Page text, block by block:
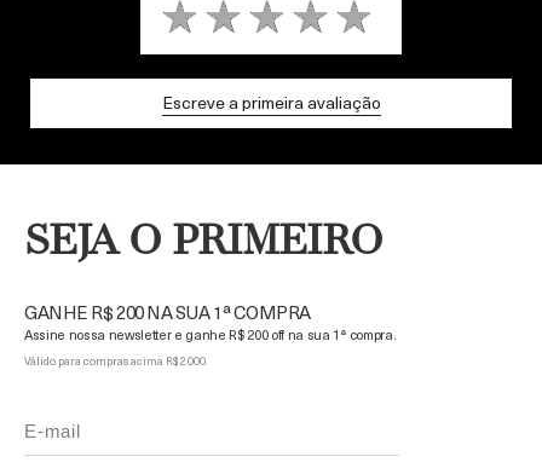
Adicionar ao CarrinhoEscreve a primeira avaliação
SEJA O PRIMEIRO
GANHE R$ 200 NA SUA 1ª COMPRA
Assine nossa newsletter e ganhe R$ 200 off na sua 1ª compra.
Válido para compras acima R$ 2.000.